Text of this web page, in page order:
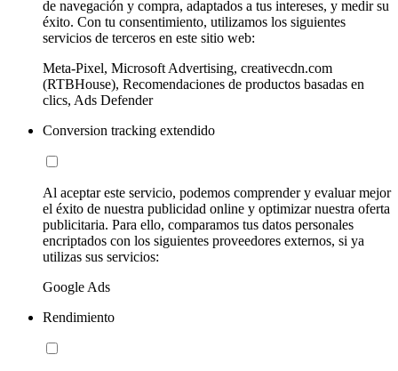
de navegación y compra, adaptados a tus intereses, y medir su
éxito. Con tu consentimiento, utilizamos los siguientes
servicios de terceros en este sitio web:
Meta-Pixel, Microsoft Advertising, creativecdn.com
(RTBHouse), Recomendaciones de productos basadas en
clics, Ads Defender
Conversion tracking extendido
Al aceptar este servicio, podemos comprender y evaluar mejor
el éxito de nuestra publicidad online y optimizar nuestra oferta
publicitaria. Para ello, comparamos tus datos personales
encriptados con los siguientes proveedores externos, si ya
utilizas sus servicios:
Google Ads
Rendimiento